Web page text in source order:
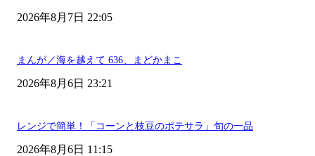
2026年8月7日 22:05
まんが／海を越えて 636、まどかまこ
2026年8月6日 23:21
レンジで簡単！「コーンと枝豆のポテサラ」旬の一品
2026年8月6日 11:15